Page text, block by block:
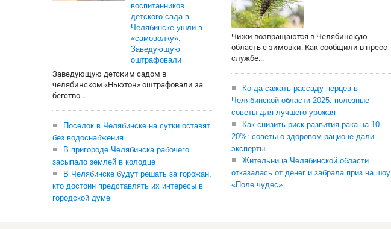
воспитанников
детского сада в
Челябинске ушли в
«самоволку».
Заведующую
оштрафовали
Заведующую детским садом в
челябинском «Ньютон» оштрафовали за
бегство...
Поселок в Челябинске на сутки оставят
без водоснабжения
В пригороде Челябинска рабочего
засыпало землей в колодце
В Челябинске будут решать за горожан,
кто достоин представлять их интересы в
городской думе
Чижи возвращаются в Челябинскую
область с зимовки. Как сообщили в пресс-
службе...
Когда сажать рассаду перцев в
Челябинской области-2025: полезные
советы для лучшего урожая
Как снизить риск развития рака на 10–
20%: советы о здоровом рационе дали
эксперты
Жительница Челябинской области
отказалась от денег и забрала приз на шоу
«Поле чудес»